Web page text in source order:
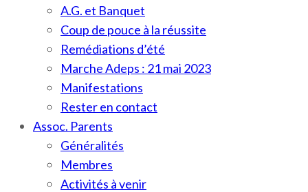
A.G. et Banquet
Coup de pouce à la réussite
Remédiations d’été
Marche Adeps : 21 mai 2023
Manifestations
Rester en contact
Assoc. Parents
Généralités
Membres
Activités à venir